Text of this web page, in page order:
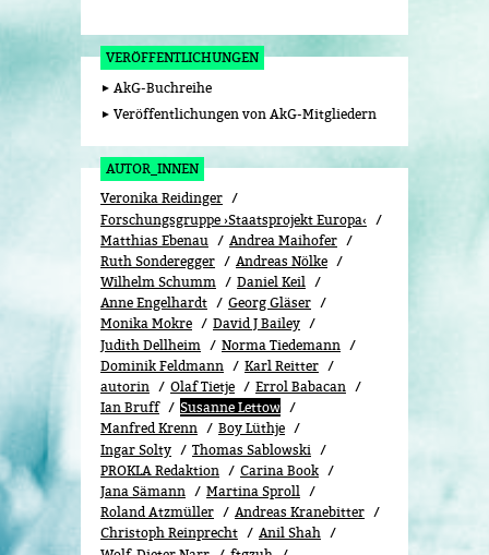
VERÖFFENTLICHUNGEN
AkG-Buchreihe
Veröffentlichungen von AkG-Mitgliedern
AUTOR_INNEN
Veronika Reidinger
Forschungsgruppe ›Staatsprojekt Europa‹
Matthias Ebenau
Andrea Maihofer
Ruth Sonderegger
Andreas Nölke
Wilhelm Schumm
Daniel Keil
Anne Engelhardt
Georg Gläser
Monika Mokre
David J Bailey
Judith Dellheim
Norma Tiedemann
Dominik Feldmann
Karl Reitter
autorin
Olaf Tietje
Errol Babacan
Ian Bruff
Susanne Lettow
Manfred Krenn
Boy Lüthje
Ingar Solty
Thomas Sablowski
PROKLA Redaktion
Carina Book
Jana Sämann
Martina Sproll
Roland Atzmüller
Andreas Kranebitter
Christoph Reinprecht
Anil Shah